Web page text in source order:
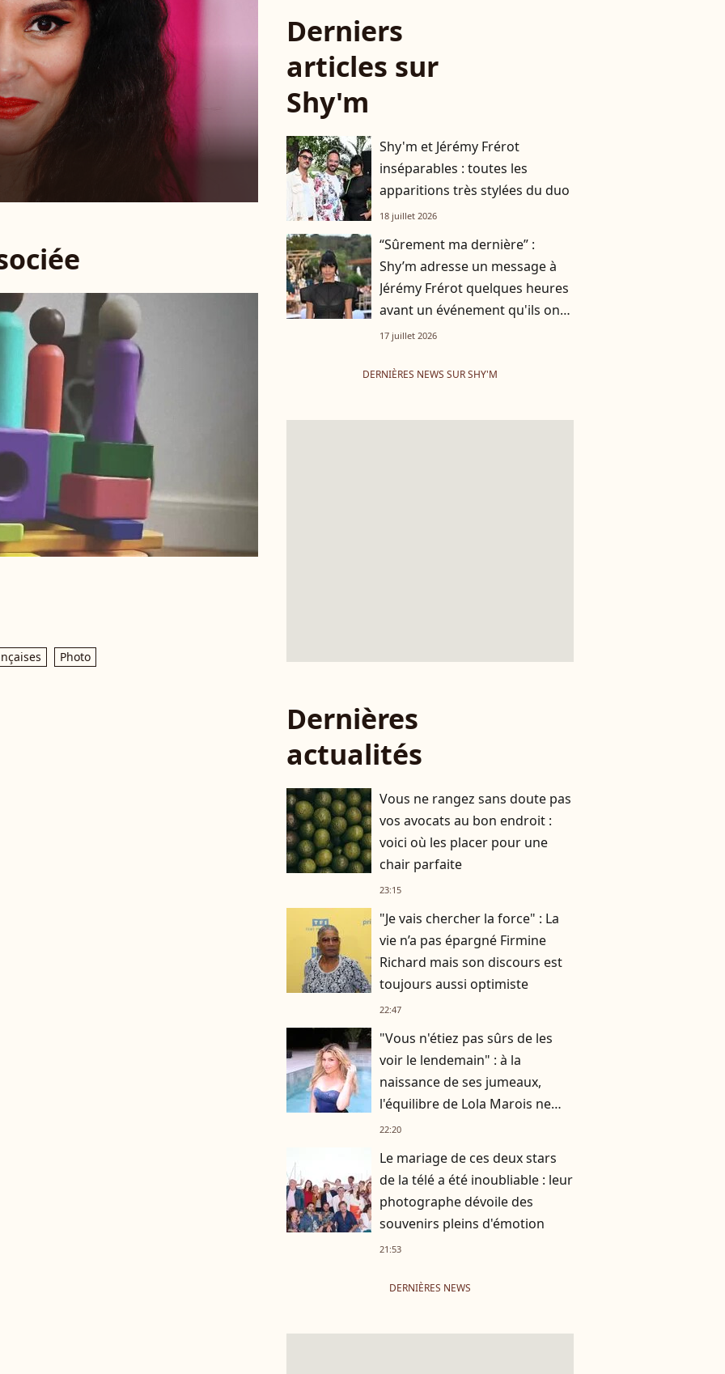
Photo
Derniers
articles sur
Shy'm
Shy'm et Jérémy Frérot
inséparables : toutes les
apparitions très stylées du duo
18 juillet 2026
“Sûrement ma dernière” :
Shy’m adresse un message à
Jérémy Frérot quelques heures
avant un événement qu'ils ont
vécu ensemble
17 juillet 2026
DERNIÈRES NEWS SUR SHY'M
Dernières
actualités
Vous ne rangez sans doute pas
vos avocats au bon endroit :
voici où les placer pour une
chair parfaite
23:15
"Je vais chercher la force" : La
vie n’a pas épargné Firmine
Richard mais son discours est
toujours aussi optimiste
22:47
"Vous n'étiez pas sûrs de les
voir le lendemain" : à la
naissance de ses jumeaux,
l'équilibre de Lola Marois ne
tenait qu'à un fil
22:20
Le mariage de ces deux stars
de la télé a été inoubliable : leur
photographe dévoile des
souvenirs pleins d'émotion
21:53
DERNIÈRES NEWS